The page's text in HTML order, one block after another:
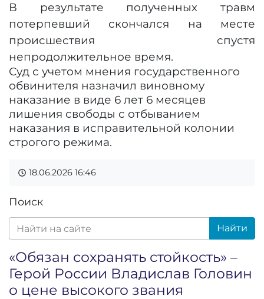
В результате полученных травм
потерпевший скончался на месте
происшествия спустя
непродолжительное время.
Суд с учетом мнения государственного
обвинителя назначил виновному
наказание в виде 6 лет 6 месяцев
лишения свободы с отбыванием
наказания в исправительной колонии
строгого режима.
18.06.2026 16:46
Поиск
Найти
«Обязан сохранять стойкость» –
Герой России Владислав Головин
о цене высокого звания